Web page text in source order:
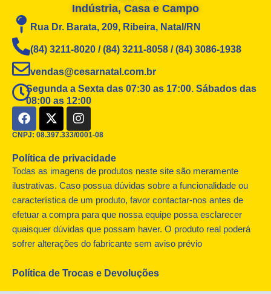
Indústria, Casa e Campo
Rua Dr. Barata, 209, Ribeira, Natal/RN
(84) 3211-8020 / (84) 3211-8058 / (84) 3086-1938
vendas@cesarnatal.com.br
Segunda a Sexta das 07:30 as 17:00. Sábados das
08:00 as 12:00
F
a
c
b
o
o
k
X
-
t
i
t
t
e
I
n
s
a
g
r
a
CNPJ: 08.397.333/0001-08
Política de privacidade
Todas as imagens de produtos neste site são meramente
ilustrativas. Caso possua dúvidas sobre a funcionalidade ou
característica de um produto, favor contactar-nos antes de
efetuar a compra para que nossa equipe possa esclarecer
quaisquer dúvidas que possam haver. O produto real poderá
sofrer alterações do fabricante sem aviso prévio
Política de Trocas e Devoluções